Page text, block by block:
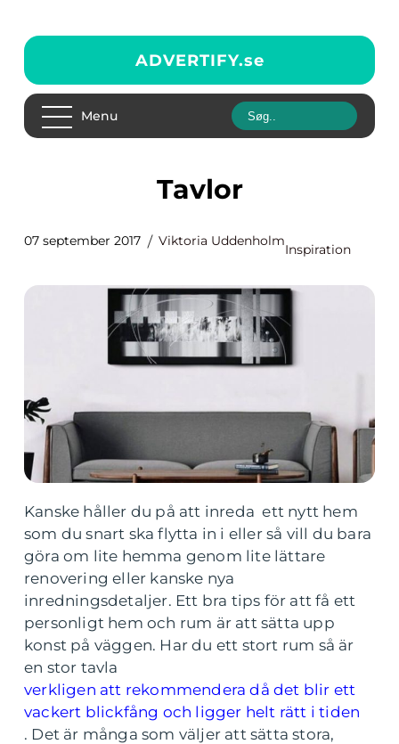
ADVERTIFY.se
Menu
Tavlor
07 september 2017 Viktoria Uddenholm
Inspiration
Kanske håller du på att inreda ett nytt hem
som du snart ska flytta in i eller så vill du bara
göra om lite hemma genom lite lättare
renovering eller kanske nya
inredningsdetaljer. Ett bra tips för att få ett
personligt hem och rum är att sätta upp
konst på väggen. Har du ett stort rum så är
en stor tavla
verkligen att rekommendera då det blir ett
vackert blickfång och ligger helt rätt i tiden
. Det är många som väljer att sätta stora,